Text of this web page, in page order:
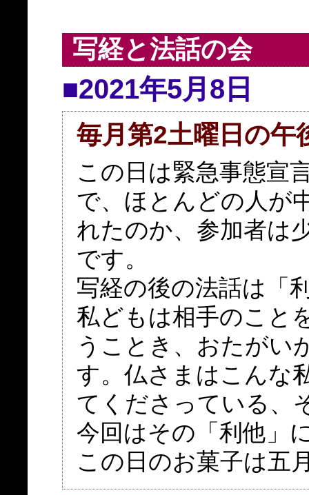
写経と法話の会
■2021年5月8日
毎月第2土曜日の午
この日は緊急事態宣
で、ほとんどの人が
れたのか、参加者は
です。
写経の後の法話は「
私どもは相手のこと
うことき、おたがい
す。仏さまはこんな
てくださっている、
今回はその「利他」
この日のお菓子は五